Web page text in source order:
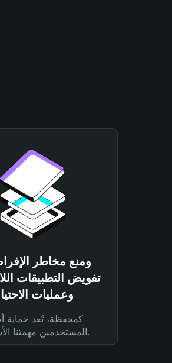
ومنع مخاطر
تفويض التطبيقات
وعمليات
كمحفظة، تُعد حماية
المستخدمين مهمتنا الأساسية.